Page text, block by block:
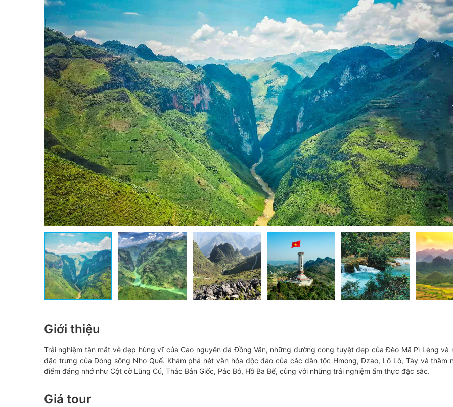
Giới thiệu
Trải nghiệm tận mắt vẻ đẹp hùng vĩ của Cao nguyên đá Đồng Văn, những đường cong tuyệt đẹp của Đèo Mã Pì Lèng và
đặc trưng của Dòng sông Nho Quế. Khám phá nét văn hóa độc đáo của các dân tộc Hmong, Dzao, Lô Lô, Tày và thăm
điểm đáng nhớ như Cột cờ Lũng Cú, Thác Bản Giốc, Pác Bó, Hồ Ba Bể, cùng với những trải nghiệm ẩm thực đặc sắc.
Giá tour